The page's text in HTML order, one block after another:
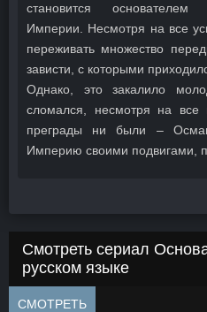
становится основателем
Империи. Несмотря на все
переживать множество
зависти, с которыми
Однако, это закалило
сломался, несмотря на
преграды ни были –
Империю своими подвигами,
Смотреть сериал
русском языке
СМОТРЕТЬ